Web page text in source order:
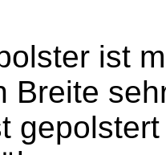
ist
Breite